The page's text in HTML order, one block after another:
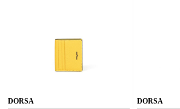
DORSA DORSA